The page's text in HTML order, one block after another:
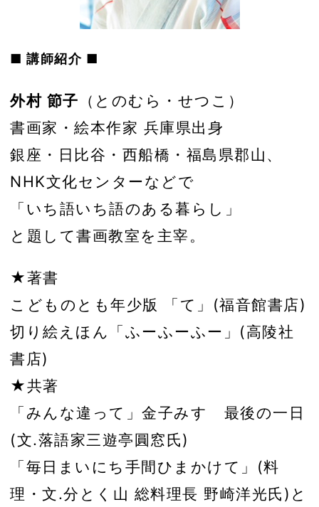
■ 講師紹介 ■
外村 節子 （とのむら・せつこ）
書画家・絵本作家 兵庫県出身
銀座・日比谷・西船橋・福島県郡山、
NHK文化センターなどで
「いち語いち語のある暮らし」
と題して書画教室を主宰。
★著書
こどものとも年少版 「て」(福音館書店)
切り絵えほん「ふーふーふー」(高陵社
書店)
★共著
「みんな違って」金子みすゞ最後の一日
(文.落語家三遊亭圓窓氏)
「毎日まいにち手間ひまかけて」(料
理・文.分とく山 総料理長 野崎洋光氏)と